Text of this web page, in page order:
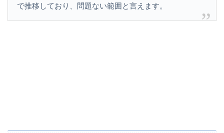
で推移しており、問題ない範囲と言えます。